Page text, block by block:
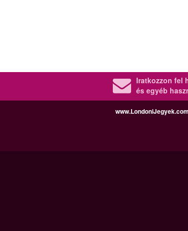
Iratkozzon fel
és egyéb
www.LondoniJegyek.com